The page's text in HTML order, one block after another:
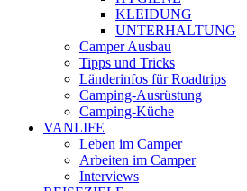
KLEIDUNG
UNTERHALTUNG
Camper Ausbau
Tipps und Tricks
Länderinfos für Roadtrips
Camping-Ausrüstung
Camping-Küche
VANLIFE
Leben im Camper
Arbeiten im Camper
Interviews